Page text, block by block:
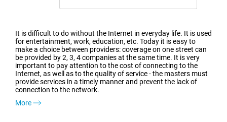
It is difficult to do without the Internet in everyday life. It is used
for entertainment, work, education, etc. Today it is easy to
make a choice between providers: coverage on one street can
be provided by 2, 3, 4 companies at the same time. It is very
important to pay attention to the cost of connecting to the
Internet, as well as to the quality of service - the masters must
provide services in a timely manner and prevent the lack of
connection to the network.
More